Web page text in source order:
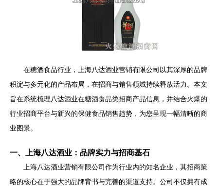
在糖酒食品行业，上海八达酒业营销有限公司以其深厚的品牌
积淀与多元化的产品布局，在招商与销售领域持续释放活力。本文
旨在系统梳理八达酒业在糖酒食品类招商产品信息，并结合火爆的
行业招商平台与新兴的保健食品销售趋势，为您呈现一幅清晰的商
业图景。
一、上海八达酒业：品牌实力与招商基石
上海八达酒业营销有限公司作为行业内的知名企业，其招商策
略的核心在于强大的品牌背书与完善的渠道支持。公司不仅拥有成